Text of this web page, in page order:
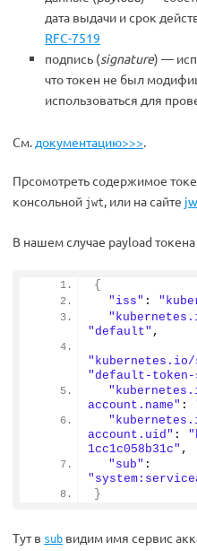
дата выдачи и срок
RFC-7519
подпись (signature) —
что токен не был
использоваться для
См. документацию>>>.
Прсомотреть содержимое
консольной jwt, или на сайте
В нашем случае payload
{
"iss" :
"default" ,
"kubernetes.io/
"default-token-
account.name" :
account.uid" :
1cc1c058b31c" ,
"sub"
}
Тут в sub видим имя сервис